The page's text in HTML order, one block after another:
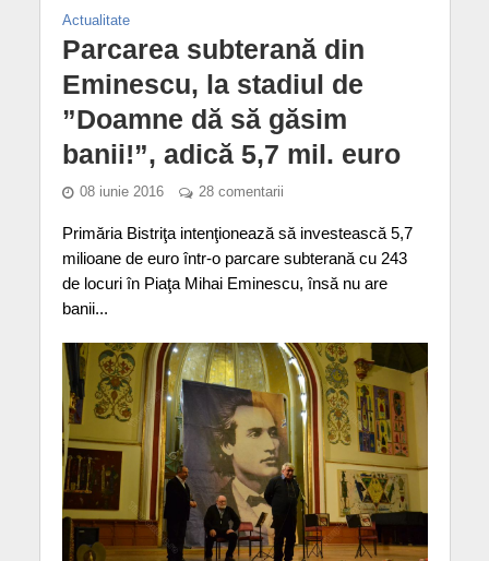
Actualitate
Parcarea subterană din
Eminescu, la stadiul de
”Doamne dă să găsim
banii!”, adică 5,7 mil. euro
08 iunie 2016 28 comentarii
Primăria Bistriţa intenţionează să investească 5,7
milioane de euro într-o parcare subterană cu 243
de locuri în Piaţa Mihai Eminescu, însă nu are
banii...